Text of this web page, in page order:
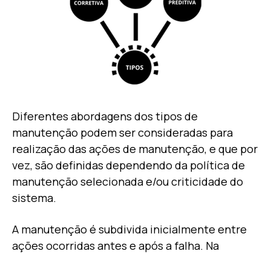
Diferentes abordagens dos tipos de
manutenção podem ser consideradas para
realização das ações de manutenção, e que por
vez, são definidas dependendo da política de
manutenção selecionada e/ou criticidade do
sistema.
A manutenção é subdivida inicialmente entre
ações ocorridas antes e após a falha. Na